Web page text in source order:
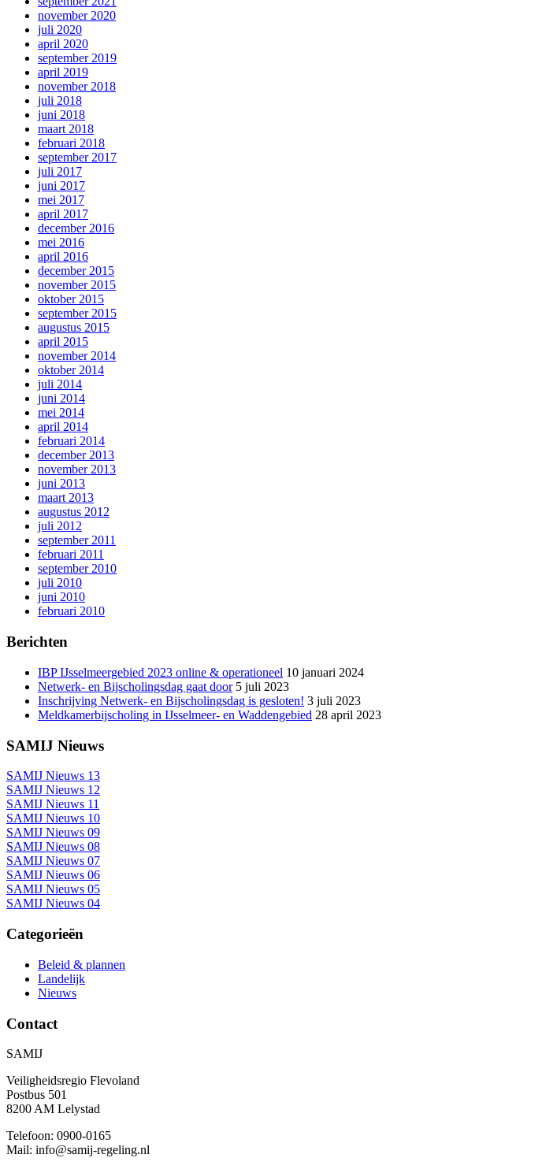
november 2020
juli 2020
april 2020
september 2019
april 2019
november 2018
juli 2018
juni 2018
maart 2018
februari 2018
september 2017
juli 2017
juni 2017
mei 2017
april 2017
december 2016
mei 2016
april 2016
december 2015
november 2015
oktober 2015
september 2015
augustus 2015
april 2015
november 2014
oktober 2014
juli 2014
juni 2014
mei 2014
april 2014
februari 2014
december 2013
november 2013
juni 2013
maart 2013
augustus 2012
juli 2012
september 2011
februari 2011
september 2010
juli 2010
juni 2010
februari 2010
Berichten
IBP IJsselmeergebied 2023 online & operationeel 10 januari 2024
Netwerk- en Bijscholingsdag gaat door 5 juli 2023
Inschrijving Netwerk- en Bijscholingsdag is gesloten! 3 juli 2023
Meldkamerbijscholing in IJsselmeer- en Waddengebied 28 april 2023
SAMIJ Nieuws
SAMIJ Nieuws 13
SAMIJ Nieuws 12
SAMIJ Nieuws 11
SAMIJ Nieuws 10
SAMIJ Nieuws 09
SAMIJ Nieuws 08
SAMIJ Nieuws 07
SAMIJ Nieuws 06
SAMIJ Nieuws 05
SAMIJ Nieuws 04
Categorieën
Beleid & plannen
Landelijk
Nieuws
Contact
SAMIJ
Veiligheidsregio Flevoland
Postbus 501
8200 AM Lelystad
Telefoon: 0900-0165
Mail: info@samij-regeling.nl